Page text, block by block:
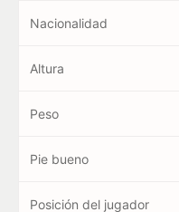
Nacionalidad
Altura
Peso
Pie bueno
Posición del jugador